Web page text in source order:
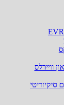
וויירלס
סיקיוריטי